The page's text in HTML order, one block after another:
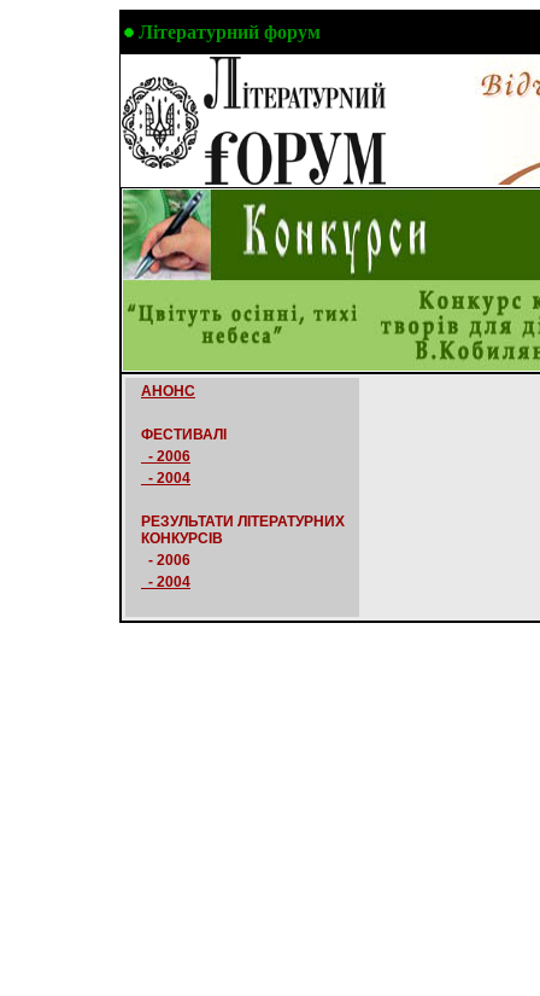
Літературний форум
АНОНС
ФЕСТИВАЛІ
- 2006
- 2004
РЕЗУЛЬТАТИ ЛІТЕРАТУРНИХ
КОНКУРСІВ
- 2006
- 2004